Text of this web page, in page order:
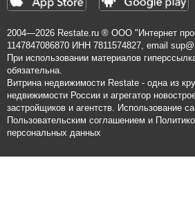
2004—2026 Restate.ru ® ООО "Интернет
1147847086870 ИНН 7811574827, email
При использовании материалов
обязательна.
Витрина недвижимости Restate - одна из
недвижимости России и агрегатор
застройщиков и агентств. Использование
Пользовательским соглашением и
персональных данных